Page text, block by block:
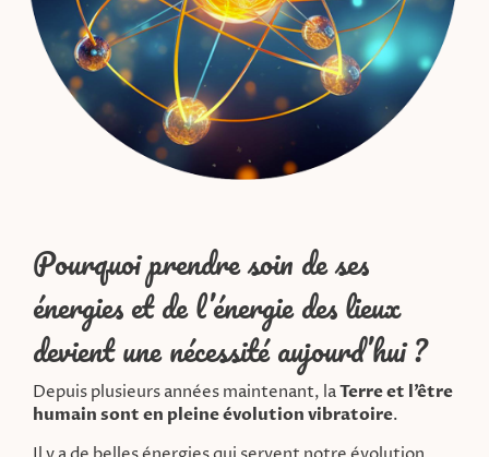
Pourquoi prendre soin de ses
énergies et de l’énergie des lieux
devient une nécessité aujourd’hui ?
Depuis plusieurs années maintenant, laTerre et l’être
humain sont en pleine évolution vibratoire.